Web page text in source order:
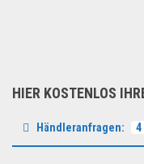
HIER KOSTENLOS
Händleranfragen: 4